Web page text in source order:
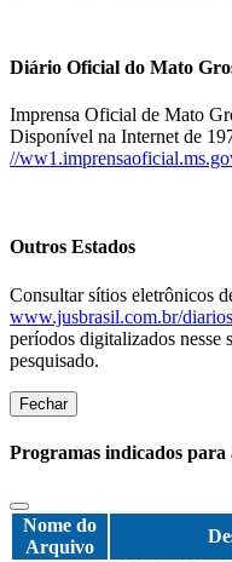
Diário Oficial do Mato
Imprensa Oficial de Mato
Disponível na Internet de
//
Outros Estados
Consultar sítios eletrônicos
www.jusbrasil.com.br/diarios
períodos digitalizados
pesquisado.
Fechar
Programas indicados
Nome do
Arquivo